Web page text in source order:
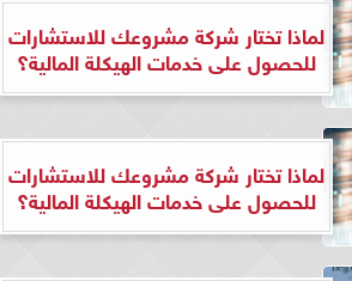
لماذا تختار شركة مشروعك للاستشارات
للحصول على خدمات الهيكلة المالية؟
لماذا تختار شركة مشروعك للاستشارات
للحصول على خدمات الهيكلة المالية؟